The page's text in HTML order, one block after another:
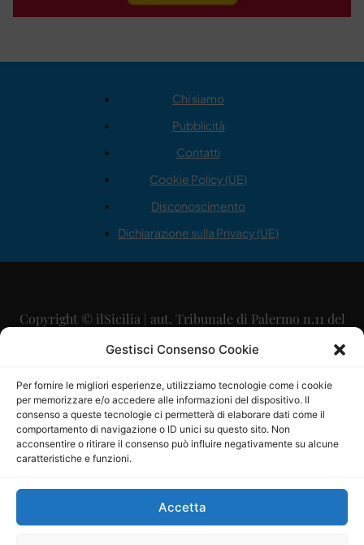
Gestisci Consenso Cookie
Per fornire le migliori esperienze, utilizziamo tecnologie come i cookie
per memorizzare e/o accedere alle informazioni del dispositivo. Il
consenso a queste tecnologie ci permetterà di elaborare dati come il
comportamento di navigazione o ID unici su questo sito. Non
acconsentire o ritirare il consenso può influire negativamente su alcune
caratteristiche e funzioni.
Accetta
Chi siamo
Pubblicità
Contatti
Cookie Policy (UE)
Disconoscimento
Dichiarazione sulla Privacy (UE)
Copyright © ilSicilia | aut. Tribunale di Palermo n.11 del
29/09/2015
Direttore Editoriale: Maurizio Scaglione
Direttore Responsabile: Maria Calabrese
P.IVA: 06334930820
Mercurio Comunicazione Società Cooperativa a r.l. è